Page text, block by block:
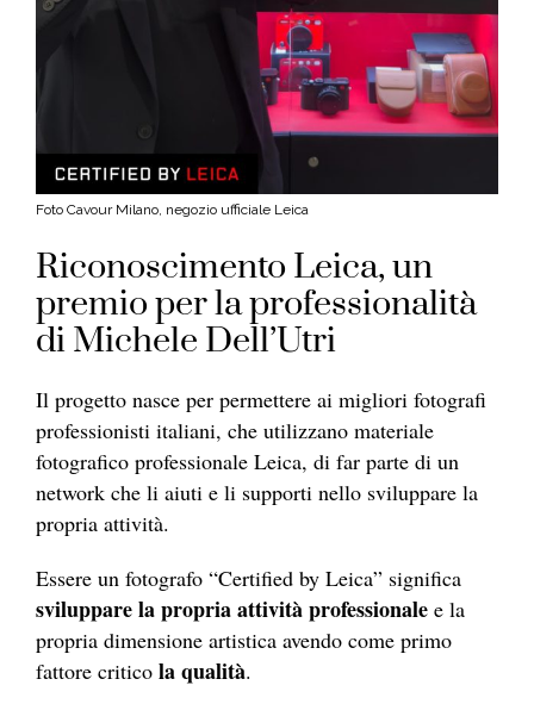
Foto Cavour Milano, negozio ufficiale Leica
Riconoscimento Leica, un
premio per la professionalità
di Michele Dell’Utri
Il progetto nasce per permettere ai migliori fotografi
professionisti italiani, che utilizzano materiale
fotografico professionale Leica, di far parte di un
network che li aiuti e li supporti nello sviluppare la
propria attività.
Essere un fotografo “Certified by Leica” significa
sviluppare la propria attività professionale e la
propria dimensione artistica avendo come primo
fattore critico la qualità.